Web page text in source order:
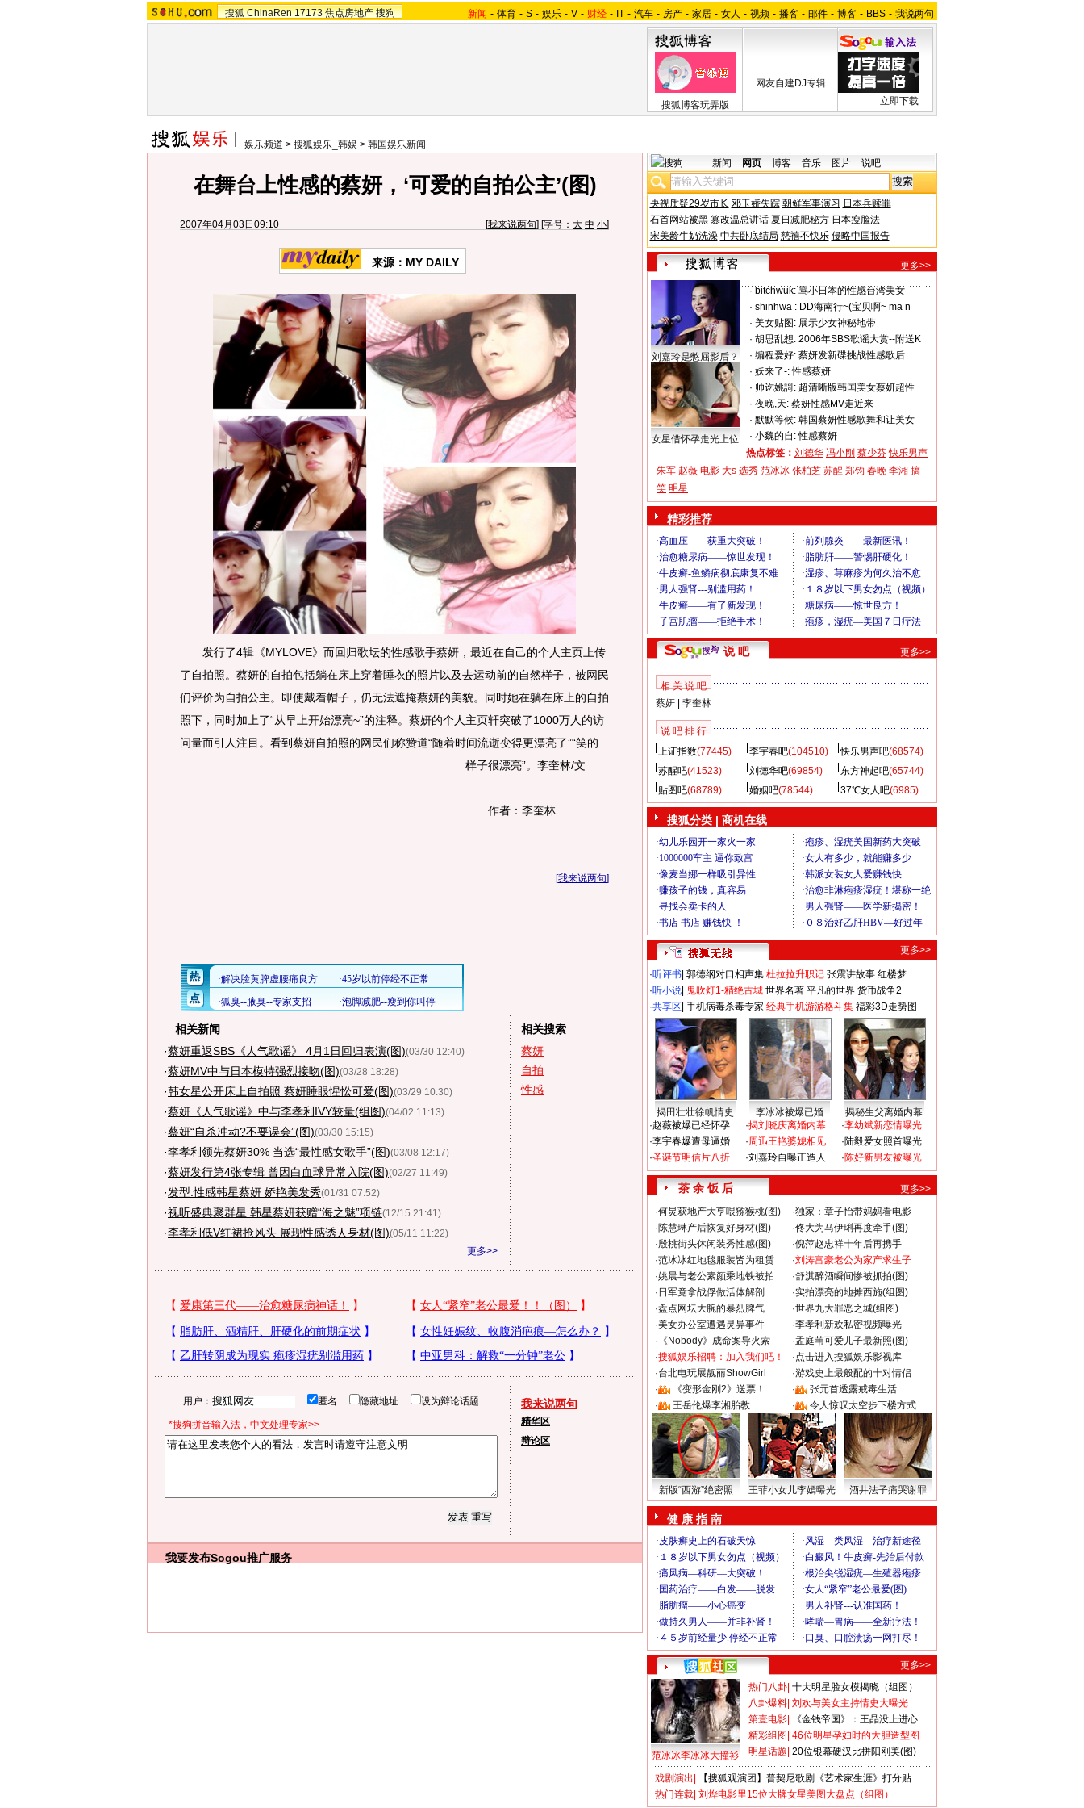
搜狐 ChinaRen 17173 焦点房地产 搜狗 新闻 - 体育 - S - 娱乐 - V - 财经 - IT - 汽车 - 房产 - 家居 - 女人 - 视频 - 播客 - 邮件 - 博客 - BBS - 我说两句
搜狐博客玩弄版
网友自建DJ专辑
立即下载
娱乐频道 > 搜狐娱乐_韩娱 > 韩国娱乐新闻
在舞台上性感的蔡妍，‘可爱的自拍公主’(图)
2007年04月03日09:10 [我来说两句] [字号： 大 中 小]
来源：MY DAILY
发行了4辑《MYLOVE》而回归歌坛的性感歌手蔡妍，最近在自己的个人主页上传
了自拍照。蔡妍的自拍包括躺在床上穿着睡衣的照片以及去运动前的自然样子，被网民
们评价为自拍公主。即使戴着帽子，仍无法遮掩蔡妍的美貌。同时她在躺在床上的自拍
照下，同时加上了“从早上开始漂亮~”的注释。蔡妍的个人主页轩突破了1000万人的访
问量而引人注目。看到蔡妍自拍照的网民们称赞道“随着时间流逝变得更漂亮了”“笑的
样子很漂亮”。 李奎林/文
作者：李奎林
[我来说两句]
相关新闻
·蔡妍重返SBS《人气歌谣》 4月1日回归表演(图)(03/30 12:40)
·蔡妍MV中与日本模特强烈接吻(图)(03/28 18:28)
·韩女星公开床上自拍照 蔡妍睡眼惺忪可爱(图)(03/29 10:30)
·蔡妍《人气歌谣》中与李孝利IVY较量(组图)(04/02 11:13)
·蔡妍“自杀冲动?不要误会”(图)(03/30 15:15)
·李孝利领先蔡妍30% 当选“最性感女歌手”(图)(03/08 12:17)
·蔡妍发行第4张专辑 曾因白血球异常入院(图)(02/27 11:49)
·发型:性感韩星蔡妍 娇艳美发秀(01/31 07:52)
·视听盛典聚群星 韩星蔡妍获赠“海之魅”项链(12/15 21:41)
·李孝利低V红裙抢风头 展现性感诱人身材(图)(05/11 11:22)
更多>>
相关搜索
蔡妍
自拍
性感
用户： 匿名 隐藏地址 设为辩论话题
*搜狗拼音输入法，中文处理专家>>
我来说两句
精华区
辩论区
我要发布Sogou推广服务
新闻 网页 博客 音乐 图片 说吧
央视质疑29岁市长 邓玉娇失踪 朝鲜军事演习 日本兵赎罪
石首网站被黑 篡改温总讲话 夏日减肥秘方 日本瘦脸法
宋美龄牛奶洗澡 中共卧底结局 慈禧不快乐 侵略中国报告
更多>>
刘嘉玲是憋屈影后？
女星借怀孕走光上位
· bitchwuk: 骂小日本的性感台湾美女
· shinhwa : DD海南行~(宝贝啊~ ma n
· 美女贴图: 展示少女神秘地带
· 胡思乱想: 2006年SBS歌谣大赏--附送K
· 编程爱好: 蔡妍发新碟挑战性感歌后
· 妖来了-: 性感蔡妍
· 帅讫姚謌: 超清晰版韩国美女蔡妍超性
· 夜晚,天: 蔡妍性感MV走近来
· 默默等候: 韩国蔡妍性感歌舞和让美女
· 小魏的自: 性感蔡妍
热点标签： 刘德华 冯小刚 蔡少芬 快乐男声
朱军 赵薇 电影 大s 选秀 范冰冰 张柏芝 苏醒 郑钧 春晚 李湘 搞
笑 明星
精彩推荐
说 吧 更多>>
相 关 说 吧
蔡妍| 李奎林
说 吧 排 行
上证指数(77445) 李宇春吧(104510) 快乐男声吧(68574)
苏醒吧(41523) 刘德华吧(69854) 东方神起吧(65744)
贴图吧(68789) 婚姻吧(78544) 37℃女人吧(6985)
搜狐分类 | 商机在线
更多>>
·听评书 郭德纲对口相声集 杜拉拉升职记 张震讲故事 红楼梦
·听小说 鬼吹灯1-精绝古城 世界名著 平凡的世界 货币战争2
·共享区 手机病毒杀毒专家 经典手机游游格斗集 福彩3D走势图
揭田壮壮徐帆情史 李冰冰被爆已婚
揭秘生父离婚内幕
·赵薇被爆已经怀孕
·李宇春爆遭母逼婚
·圣诞节明信片八折
·揭刘晓庆离婚内幕
·周迅王艳婆媳相见
·刘嘉玲自曝正造人
·李幼斌新恋情曝光
·陆毅爱女照首曝光
·陈好新男友被曝光
茶 余 饭 后
更多>>
·何炅获地产大亨喂猕猴桃(图) ·独家：章子怡带妈妈看电影
·陈慧琳产后恢复好身材(图) ·佟大为马伊琍再度牵手(图)
·殷桃街头休闲装秀性感(图) ·倪萍赵忠祥十年后再携手
·范冰冰红地毯服装皆为租赁 ·刘涛富豪老公为家产求生子
·姚晨与老公素颜乘地铁被拍 ·舒淇醉酒瞬间惨被抓拍(图)
· 日军竟拿战俘做活体解剖 ·实拍漂亮的地摊西施(组图)
·盘点网坛大腕的暴烈脾气 ·世界九大罪恶之城(组图)
·美女办公室遭遇灵异事件 ·李孝利新欢私密视频曝光
· 《Nobody》成命案导火索 ·孟庭苇可爱儿子最新照(图)
·搜狐娱乐招聘：加入我们吧！ ·点击进入搜狐娱乐影视库
·台北电玩展靓丽ShowGirl ·游戏史上最般配的十对情侣
·
《变形金刚2》送票！ ·
张元首透露戒毒生活
·
王岳伦爆李湘胎教 · 令人惊叹太空步下楼方式
新版“西游”绝密照 王菲小女儿李嫣曝光 酒井法子痛哭谢罪
健 康 指 南
更多>>
范冰冰李冰冰大撞衫
热门八卦 十大明星脸女模揭晓（组图）
八卦爆料 刘欢与美女主持情史大曝光
第壹电影
《金钱帝国》：王晶没上进心
精彩组图 46位明星孕妇时的大胆造型图
明星话题 20位银幕硬汉比拼阳刚美(图)
戏剧演出
【搜狐观演团】普契尼歌剧《艺术家生涯》打分贴
热门连载 刘烨电影里15位大牌女星美图大盘点（组图）